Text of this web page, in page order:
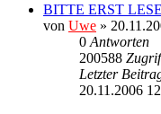
BITTE ERST
von Uwe »
0 Antworten
200588
Letzter
20.11.2006